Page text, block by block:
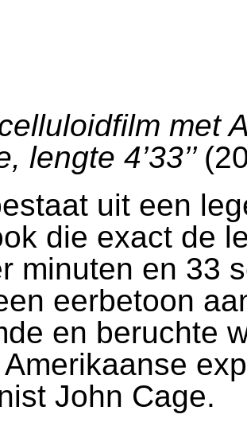
met
, lengte 4’33’’
uit een
die exact de
minuten en 33
eerbetoon
en beruchte
John Cage.